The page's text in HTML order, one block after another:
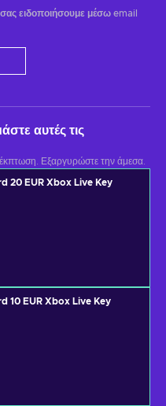
ειδοποιήσουμε μέσω email
αυτές τις
Εξαργυρώστε την άμεσα.
20 EUR Xbox Live Key
10 EUR Xbox Live Key